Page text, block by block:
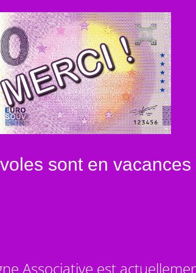
sont en vacances
Associative est